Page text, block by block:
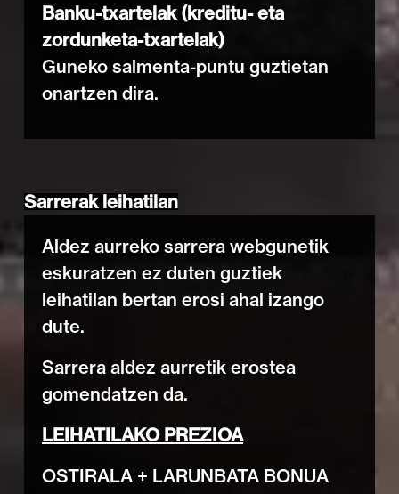
Banku-txartelak (kreditu- eta
zordunketa-txartelak)
Guneko salmenta-puntu guztietan
onartzen dira.
Sarrerak leihatilan
Aldez aurreko sarrera webgunetik
eskuratzen ez duten guztiek
leihatilan bertan erosi ahal izango
dute.
Sarrera aldez aurretik erostea
gomendatzen da.
LEIHATILAKO PREZIOA
OSTIRALA + LARUNBATA BONUA